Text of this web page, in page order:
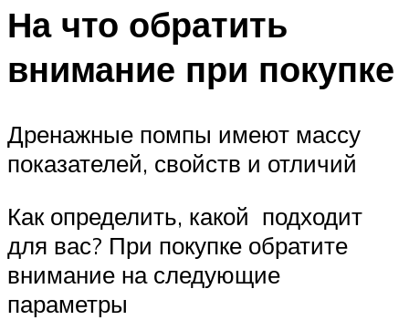
На что обратить
внимание при покупке
Дренажные помпы имеют массу
показателей, свойств и отличий
Как определить, какой подходит
для вас? При покупке обратите
внимание на следующие
параметры